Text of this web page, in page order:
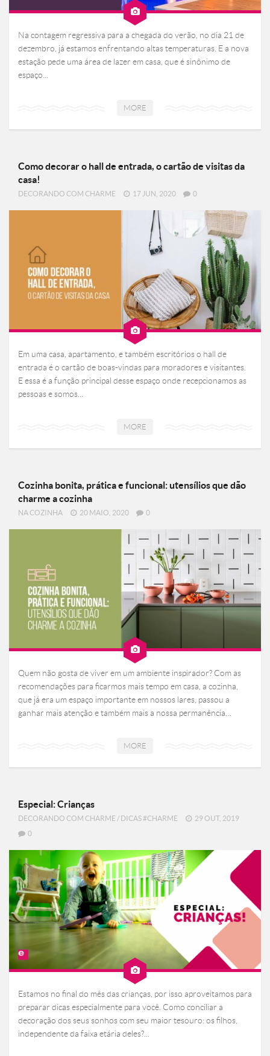
Na contagem regressiva para a chegada do verão, no dia 21 de
dezembro, já estamos enfrentando altas temperaturas. E a nova
estação pede uma área de lazer em casa, que é sinônimo de
espaço...
MORE
Como decorar o hall de entrada, o cartão de visitas da
casa!
DECORANDO COM CHARME 17 JUN, 2020 0
Em uma casa, apartamento, e também escritórios o hall de
entrada é o cartão de boas-vindas para moradores e visitantes.
E essa é a função principal desse espaço onde recepcionamos as
pessoas e somos...
MORE
Cozinha bonita, prática e funcional: utensílios que dão
charme a cozinha
NA COZINHA 20 MAIO, 2020 0
Quem não gosta de viver em um ambiente inspirador? Com as
recomendações para ficarmos mais tempo em casa, a cozinha,
que já era um espaço importante em nossos lares, passou a
ganhar mais atenção e também mais a nossa permanência…
MORE
Especial: Crianças
DECORANDO COM CHARME / DICAS #CHARME
29 OUT, 2019
0
Estamos no final do mês das crianças, por isso aproveitamos para
preparar dicas especialmente para você. Como conciliar a
decoração dos seus sonhos com seu maior tesouro: os filhos,
independente da faixa etária deles?...